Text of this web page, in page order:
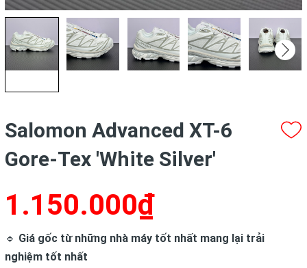
Salomon Advanced XT-6
Gore-Tex 'White Silver'
1.150.000₫
🔹 Giá gốc từ những nhà máy tốt nhất mang lại trải
nghiệm tốt nhất